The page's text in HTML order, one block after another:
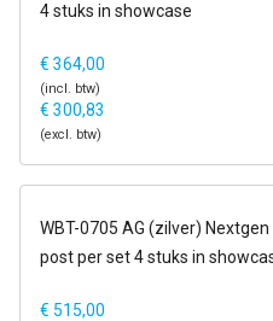
4 stuks in showcase
€ 364,00
(incl. btw)
€ 300,83
(excl. btw)
1-2 dagen
WBT-0705 AG (zilver)
post per set 4 stuks in
€ 515,00